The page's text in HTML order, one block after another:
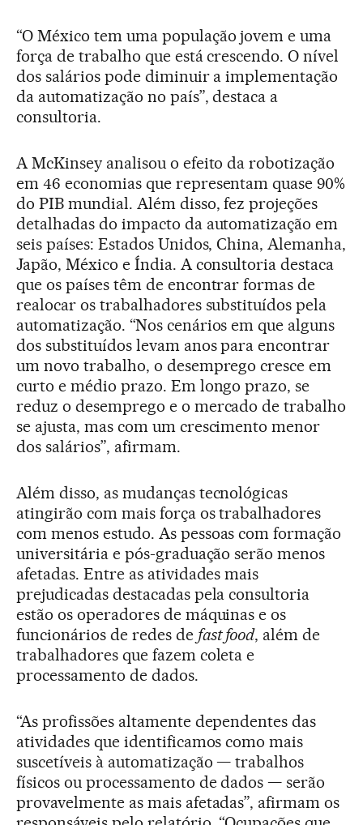
“O México tem uma população jovem e uma
força de trabalho que está crescendo. O nível
dos salários pode diminuir a implementação
da automatização no país”, destaca a
consultoria.
A McKinsey analisou o efeito da robotização
em 46 economias que representam quase 90%
do PIB mundial. Além disso, fez projeções
detalhadas do impacto da automatização em
seis países: Estados Unidos, China, Alemanha,
Japão, México e Índia. A consultoria destaca
que os países têm de encontrar formas de
realocar os trabalhadores substituídos pela
automatização. “Nos cenários em que alguns
dos substituídos levam anos para encontrar
um novo trabalho, o desemprego cresce em
curto e médio prazo. Em longo prazo, se
reduz o desemprego e o mercado de trabalho
se ajusta, mas com um crescimento menor
dos salários”, afirmam.
Além disso, as mudanças tecnológicas
atingirão com mais força os trabalhadores
com menos estudo. As pessoas com formação
universitária e pós-graduação serão menos
afetadas. Entre as atividades mais
prejudicadas destacadas pela consultoria
estão os operadores de máquinas e os
funcionários de redes de fast food, além de
trabalhadores que fazem coleta e
processamento de dados.
“As profissões altamente dependentes das
atividades que identificamos como mais
suscetíveis à automatização — trabalhos
físicos ou processamento de dados — serão
provavelmente as mais afetadas”, afirmam os